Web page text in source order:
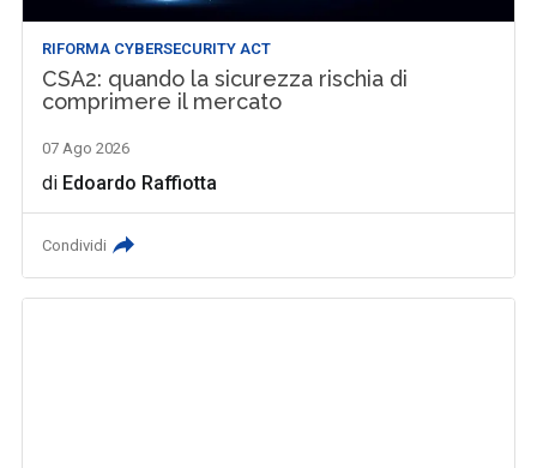
RIFORMA CYBERSECURITY ACT
CSA2: quando la sicurezza rischia di
comprimere il mercato
07 Ago 2026
di Edoardo Raffiotta
Condividi